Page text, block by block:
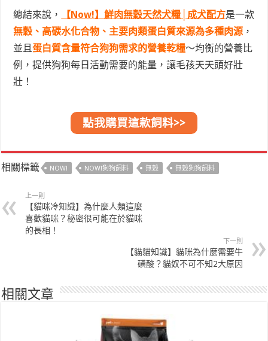
總結來說， 【Now!】鮮肉無穀天然犬糧│成犬配方是一款
無穀、高碳水化合物、主要肉類蛋白質來源為多種肉源 ，
並且蛋白質含量符合狗狗需求的營養乾糧～均衡的營養比
例，提供狗狗每日活動需要的能量，讓毛孩天天頭好壯
壯！
點我購買這款飼料>>
相關標籤 NOW! NOW!狗狗飼料 無穀 無穀狗狗飼料
上一則
【貓咪冷知識】為什麼人類這麼
喜歡貓咪？秘密很可能在於貓咪
的長相！
下一則
【貓貓知識】貓咪為什麼需要牛
磺酸？貓奴不可不知2大原因
相關文章